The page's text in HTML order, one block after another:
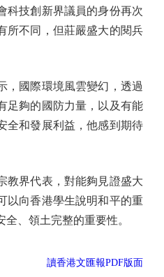
科技創新界議員的身份再次
所不同，但莊嚴盛大的閱兵
國際環境風雲變幻，透過
足夠的國防力量，以及有能
全和發展利益，他感到期待
界代表，對能夠見證盛大
以向香港學生說明和平的重
、領土完整的重要性。
讀香港文匯報PDF版面